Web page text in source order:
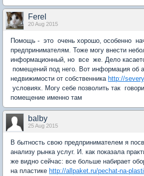
Ferel
20 Aug 2015
Помощь - это очень хорошо, особенно
предпринимателям. Тоже могу внести
информационный, но все же. Дело
помещений под него. Вот информация об
недвижимости от собственника http://
условиях. Могу себе позволить так
помещение именно там
balby
25 Aug 2015
В бытность свою предпринимателем я
анализу рынка услуг. И. как показала
же видно сейчас: все больше набирает
на пластике http://allpaket.ru/pechat-na-